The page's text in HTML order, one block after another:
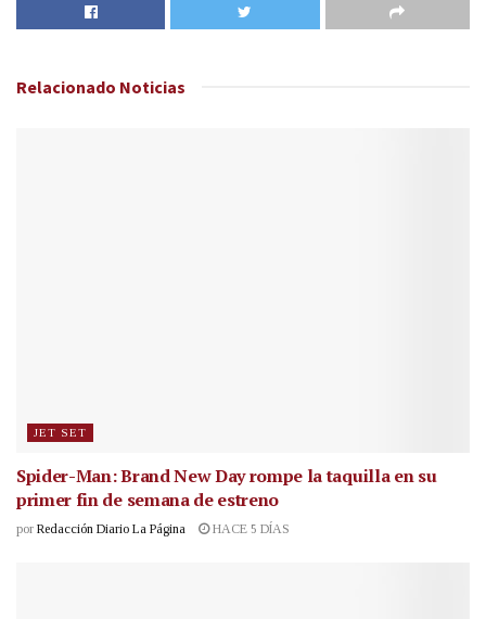
Relacionado Noticias
JET SET
Spider-Man: Brand New Day rompe la taquilla en su
primer fin de semana de estreno
por Redacción Diario La Página HACE 5 DÍAS